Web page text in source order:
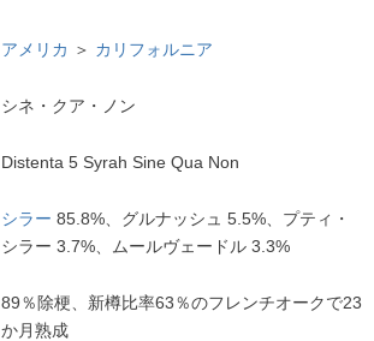
アメリカ ＞ カリフォルニア
シネ・クア・ノン
Distenta 5 Syrah Sine Qua Non
シラー 85.8%、グルナッシュ 5.5%、プティ・
シラー 3.7%、ムールヴェードル 3.3%
89％除梗、新樽比率63％のフレンチオークで23
か月熟成